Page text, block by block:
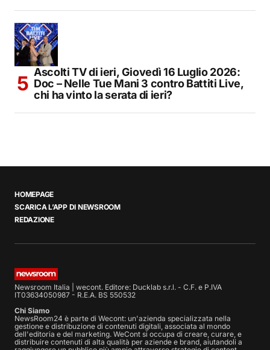
Ascolti TV di ieri, Giovedì 16 Luglio 2026:
Doc – Nelle Tue Mani 3 contro Battiti Live,
chi ha vinto la serata di ieri?
HOMEPAGE
SCARICA L’APP DI NEWSROOM
REDAZIONE
Newsroom Italia | wecont. Editore: Ducklab s.r.l. - C.F. e P.IVA
IT03634050987 - R.E.A. BS 550532
Chi Siamo
NewsRoom24 è parte di Wecont: un'azienda specializzata nella
gestione e distribuzione di contenuti digitali, associata al mondo
dell'editoria e del marketing. WeCont si occupa di creare, curare, e
distribuire contenuti di alta qualità per aziende e brand, aiutandoli a